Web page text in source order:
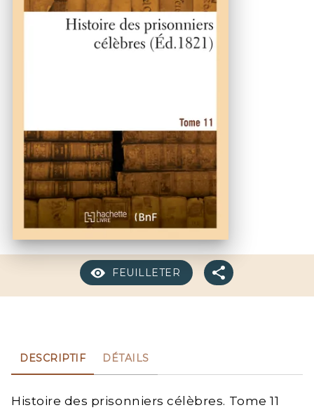
FEUILLETER
DESCRIPTIF DÉTAILS
Histoire des prisonniers célèbres. Tome 11